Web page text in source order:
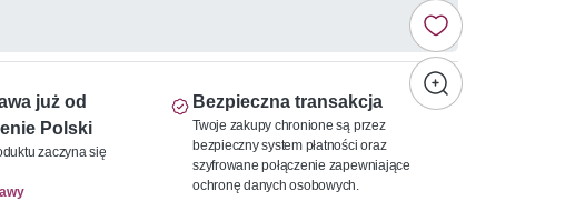
już od
Polski
zaczyna się
Bezpieczna transakcja
Twoje zakupy chronione są przez
bezpieczny system płatności oraz
szyfrowane połączenie zapewniające
ochronę danych osobowych.